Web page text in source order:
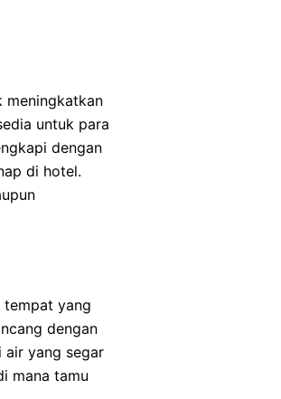
meningkatkan
untuk para
dengan
di hotel.
tempat yang
dengan
air yang segar
mana tamu